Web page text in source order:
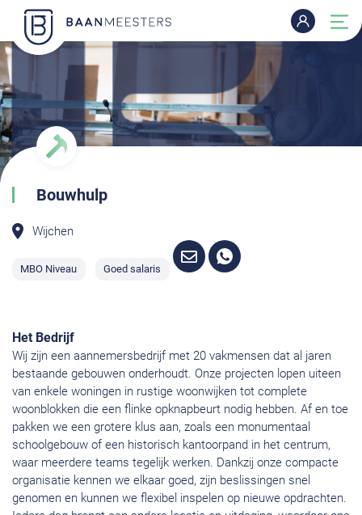
Bouwhulp
Wijchen
MBO Niveau Goed salaris
Het Bedrijf
Wij zijn een aannemersbedrijf met 20 vakmensen dat al jaren
bestaande gebouwen onderhoudt. Onze projecten lopen uiteen
van enkele woningen in rustige woonwijken tot complete
woonblokken die een flinke opknapbeurt nodig hebben. Af en toe
pakken we een grotere klus aan, zoals een monumentaal
schoolgebouw of een historisch kantoorpand in het centrum,
waar meerdere teams tegelijk werken. Dankzij onze compacte
organisatie kennen we elkaar goed, zijn beslissingen snel
genomen en kunnen we flexibel inspelen op nieuwe opdrachten.